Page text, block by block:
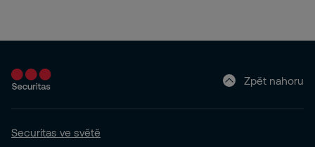
Zpět nahoru
Securitas ve světě